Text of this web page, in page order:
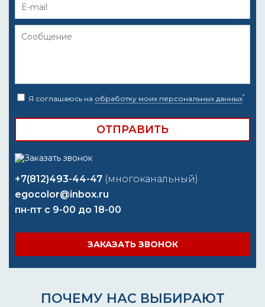
Я соглашаюсь на обработку моих персональных данных*
+7(812)493-44-47 (многоканальный)
egocolor@inbox.ru
пн-пт с 9-00 до 18-00
ЗАКАЗАТЬ ЗВОНОК
ПОЧЕМУ НАС ВЫБИРАЮТ